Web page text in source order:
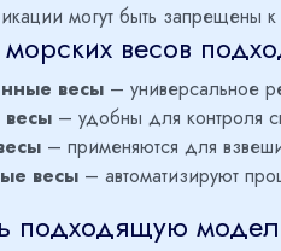
могут быть запрещены
весов
весы – универсальное
– удобны для контроля
– применяются для
весы – автоматизируют
подходящую